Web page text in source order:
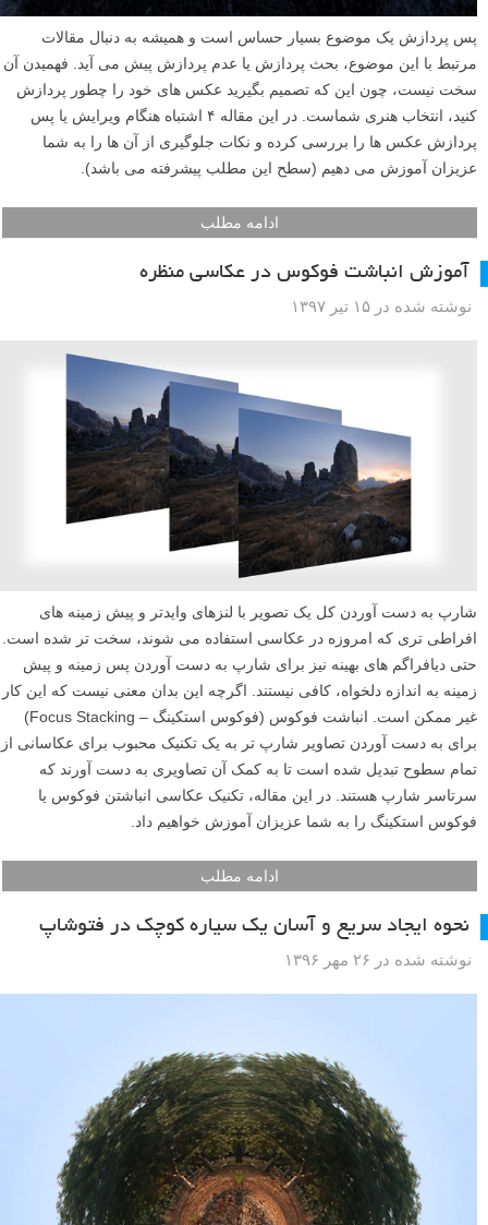
پس پردازش یک موضوع بسیار حساس است و همیشه به دنبال مقالات
مرتبط با این موضوع، بحث پردازش یا عدم پردازش پیش می آید. فهمیدن آن
سخت نیست، چون این که تصمیم بگیرید عکس های خود را چطور پردازش
کنید، انتخاب هنری شماست. در این مقاله ۴ اشتباه هنگام ویرایش یا پس
پردازش عکس ها را بررسی کرده و نکات جلوگیری از آن ها را به شما
عزیزان آموزش می دهیم (سطح این مطلب پیشرفته می باشد).
ادامه مطلب
آموزش انباشت فوکوس در عکاسی منظره
نوشته شده در ۱۵ تیر ۱۳۹۷
شارپ به دست آوردن کل یک تصویر با لنزهای وایدتر و پیش زمینه های
افراطی تری که امروزه در عکاسی استفاده می شوند، سخت تر شده است.
حتی دیافراگم های بهینه نیز برای شارپ به دست آوردن پس زمینه و پیش
زمینه به اندازه دلخواه، کافی نیستند. اگرچه این بدان معنی نیست که این کار
غیر ممکن است. انباشت فوکوس (فوکوس استکینگ – Focus Stacking)
برای به دست آوردن تصاویر شارپ تر به یک تکنیک محبوب برای عکاسانی از
تمام سطوح تبدیل شده است تا به کمک آن تصاویری به دست آورند که
سرتاسر شارپ هستند. در این مقاله، تکنیک عکاسی انباشتن فوکوس یا
فوکوس استکینگ را به شما عزیزان آموزش خواهیم داد.
ادامه مطلب
نحوه ایجاد سریع و آسان یک سیاره کوچک در فتوشاپ
نوشته شده در ۲۶ مهر ۱۳۹۶